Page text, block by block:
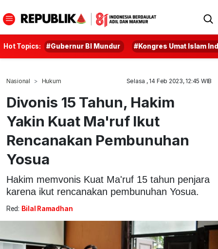
Hot Topics: #Gubernur BI Mundur #Kongres Umat Islam
Nasional Hukum Selasa , 14 Feb 2023, 12:45 WIB
Divonis 15 Tahun, Hakim
Yakin Kuat Ma'ruf Ikut
Rencanakan Pembunuhan
Yosua
Hakim memvonis Kuat Ma'ruf 15 tahun penjara
karena ikut rencanakan pembunuhan Yosua.
Red: Bilal Ramadhan